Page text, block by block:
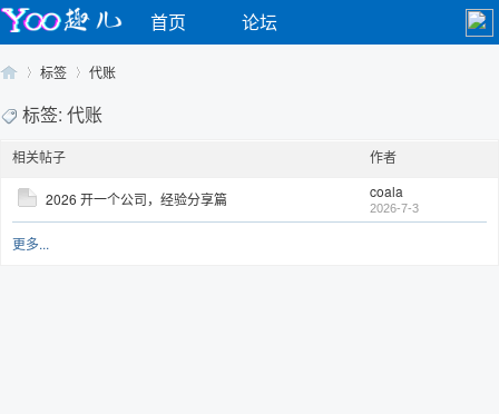
首页 论坛
Yo›
标签 代账
标签: 代账
相关帖子 作者
2026 开一个公司，经验分享篇 coala
2026-7-3
更多...